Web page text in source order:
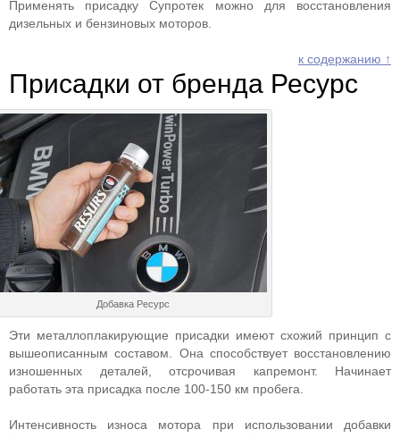
Применять присадку Супротек можно для восстановления
дизельных и бензиновых моторов.
к содержанию ↑
Присадки от бренда Ресурс
Добавка Ресурс
Эти металлоплакирующие присадки имеют схожий принцип с
вышеописанным составом. Она способствует восстановлению
изношенных деталей, отсрочивая капремонт. Начинает
работать эта присадка после 100-150 км пробега.
Интенсивность износа мотора при использовании добавки